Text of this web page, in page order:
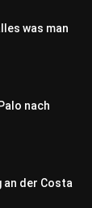
was man
nach
an der Costa